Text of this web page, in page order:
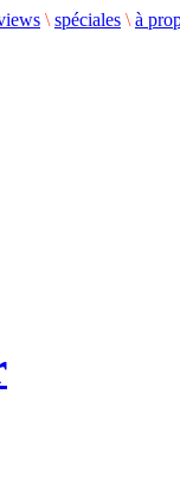
\ spéciales \ à